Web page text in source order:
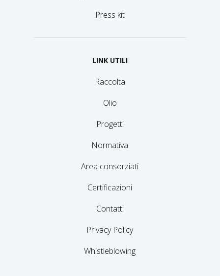
Press kit
LINK UTILI
Raccolta
Olio
Progetti
Normativa
Area consorziati
Certificazioni
Contatti
Privacy Policy
Whistleblowing